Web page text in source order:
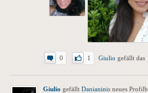
0 1 Giulio gefällt das
Giulio gefällt Danianinis neues